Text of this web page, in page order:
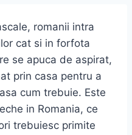
romanii intra
cat si in forfota
se apuca de aspirat,
prin casa pentru a
cum trebuie. Este
in Romania, ce
trebuiesc primite